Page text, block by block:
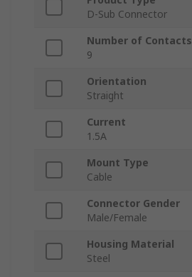
D-Sub Connector
Number of Contacts
9
Orientation
Straight
Current
1.5A
Mount Type
Cable
Connector Gender
Male/Female
Housing Material
Steel